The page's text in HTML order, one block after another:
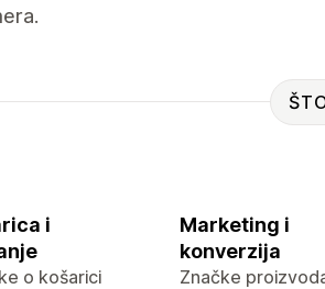
i
o košarici
Marketing i
konverzija
Značke